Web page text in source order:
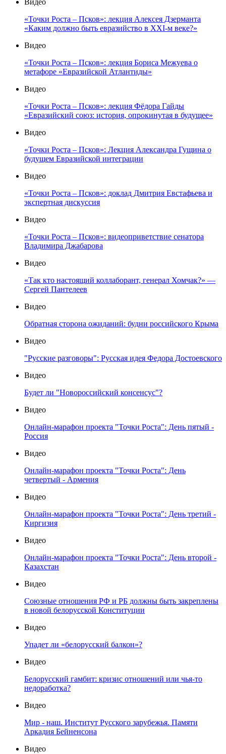
Видео
«Точки Роста – Псков»: лекция Алексея Дзерманта
«Каким должно быть евразийство в XXI-м веке?»
Видео
«Точки Роста – Псков»: лекция Бориса Межуева о
метафоре «Евразийской Атлантиды»
Видео
«Точки Роста – Псков»: лекция Фёдора Гайды
«Евразийский союз: история, опрокинутая в будущее»
Видео
«Точки Роста – Псков»: Лекция Александра Гущина о
будущем Евразийской интеграции
Видео
«Точки Роста – Псков»: доклад Дмитрия Евстафьева и
экспертная дискуссия
Видео
«Точки Роста – Псков»: видеоприветствие сенатора
Владимира Джабарова
Видео
«Так кто настоящий коллаборант, генерал Хомчак?» —
Сергей Пантелеев
Видео
Обратная сторона ожиданий: будни российского Крыма
Видео
"Русские разговоры": Русская идея Федора Достоевского
Видео
Будет ли "Новороссийский консенсус"?
Видео
Онлайн-марафон проекта "Точки Роста": День пятый -
Россия
Видео
Онлайн-марафон проекта "Точки Роста": День
четвертый - Армения
Видео
Онлайн-марафон проекта "Точки Роста": День третий -
Киргизия
Видео
Онлайн-марафон проекта "Точки Роста": День второй -
Казахстан
Видео
Союзные отношения РФ и РБ должны быть закреплены
в новой белорусской Конституции
Видео
Упадет ли «белорусский балкон»?
Видео
Белорусский гамбит: кризис отношений или чья-то
недоработка?
Видео
Мир - наш. Институт Русского зарубежья. Памяти
Аркадия Бейненсона
Видео